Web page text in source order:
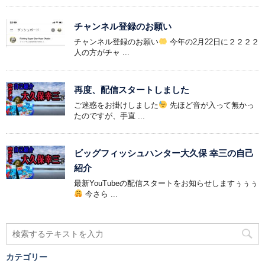
チャンネル登録のお願い
チャンネル登録のお願い
今年の2月22日に２２２２
人の方がチャ ...
再度、配信スタートしました
ご迷惑をお掛けしました
先ほど音が入って無かっ
たのですが、手直 ...
ビッグフィッシュハンター大久保 幸三の自己
紹介
最新YouTubeの配信スタートをお知らせしますぅぅぅ
今さら ...
カテゴリー